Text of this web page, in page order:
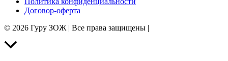
Договор-оферта
© 2026 Гуру ЗОЖ | Все права защищены |